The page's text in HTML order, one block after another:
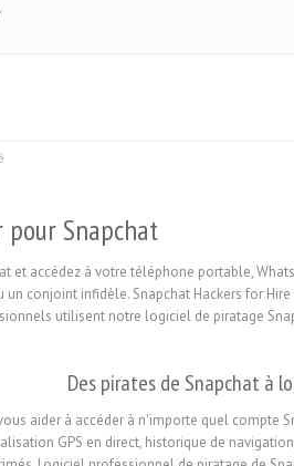
pour Snapchat
et accédez à votre téléphone portable,
conjoint infidèle. Snapchat Hackers for
utilisent notre logiciel de piratage
Des pirates de Snapchat à
aider à accéder à n'importe quel compte
GPS en direct, historique de